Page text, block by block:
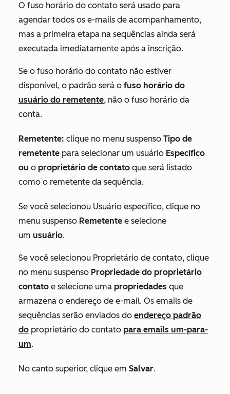
O fuso horário do contato será usado para
agendar todos os e-mails de acompanhamento,
mas a primeira etapa na sequências ainda será
executada imediatamente após a inscrição.
Se o fuso horário do contato não estiver
disponível, o padrão será o fuso horário do
usuário do remetente, não o fuso horário da
conta.
Remetente: clique no menu suspenso Tipo de
remetente para selecionar um usuário Específico
ou o proprietário de contato que será listado
como o remetente da sequência.
Se você selecionou Usuário específico, clique no
menu suspenso Remetente e selecione
um usuário.
Se você selecionou Proprietário de contato, clique
no menu suspenso Propriedade do proprietário
contato e selecione uma propriedades que
armazena o endereço de e-mail. Os emails de
sequências serão enviados do endereço padrão
do proprietário do contato para emails um-para-
um.
No canto superior, clique em Salvar.